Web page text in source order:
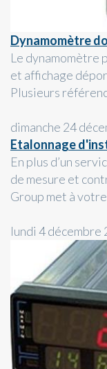
Dynamomètre
Le dynamomètre
et affichage
Plusieurs
dimanche 24
Etalonnage
En plus d’un
de mesure et
Group met à
lundi 4 décembre